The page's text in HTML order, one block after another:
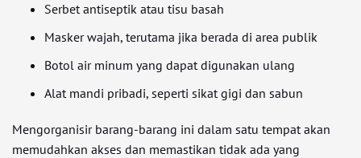
Serbet antiseptik atau tisu basah
Masker wajah, terutama jika berada di area publik
Botol air minum yang dapat digunakan ulang
Alat mandi pribadi, seperti sikat gigi dan sabun
Mengorganisir barang-barang ini dalam satu tempat akan
memudahkan akses dan memastikan tidak ada yang